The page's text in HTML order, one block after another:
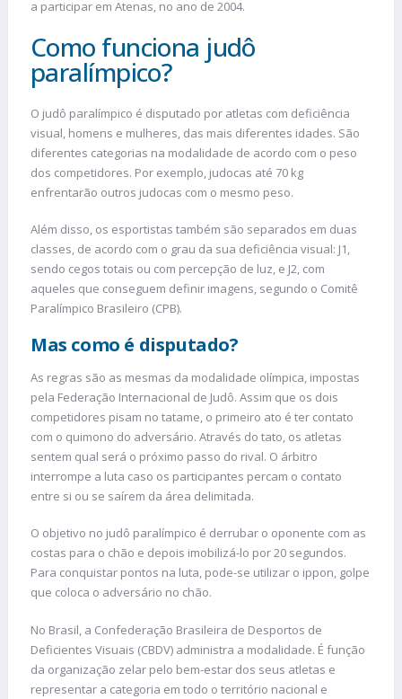
a participar em Atenas, no ano de 2004.
Como funciona judô
paralímpico?
O judô paralímpico é disputado por atletas com deficiência
visual, homens e mulheres, das mais diferentes idades. São
diferentes categorias na modalidade de acordo com o peso
dos competidores. Por exemplo, judocas até 70 kg
enfrentarão outros judocas com o mesmo peso.
Além disso, os esportistas também são separados em duas
classes, de acordo com o grau da sua deficiência visual: J1,
sendo cegos totais ou com percepção de luz, e J2, com
aqueles que conseguem definir imagens, segundo o Comitê
Paralímpico Brasileiro (CPB).
Mas como é disputado?
As regras são as mesmas da modalidade olímpica, impostas
pela Federação Internacional de Judô. Assim que os dois
competidores pisam no tatame, o primeiro ato é ter contato
com o quimono do adversário. Através do tato, os atletas
sentem qual será o próximo passo do rival. O árbitro
interrompe a luta caso os participantes percam o contato
entre si ou se saírem da área delimitada.
O objetivo no judô paralímpico é derrubar o oponente com as
costas para o chão e depois imobilizá-lo por 20 segundos.
Para conquistar pontos na luta, pode-se utilizar o ippon, golpe
que coloca o adversário no chão.
No Brasil, a Confederação Brasileira de Desportos de
Deficientes Visuais (CBDV) administra a modalidade. É função
da organização zelar pelo bem-estar dos seus atletas e
representar a categoria em todo o território nacional e